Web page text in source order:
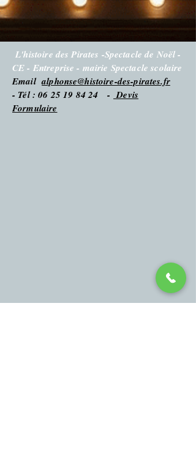
L'histoire des Pirates -Spectacle de Noël -
CE - Entreprise - mairie Spectacle scolaire
Emailalphonse@histoire-des-pirates.fr
- Tél : 06 25 19 84 24 - Devis
Formulaire